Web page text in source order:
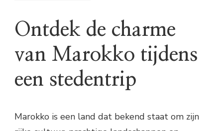
Ontdek de charme
van Marokko tijdens
een stedentrip
Marokko is een land dat bekend staat om zijn